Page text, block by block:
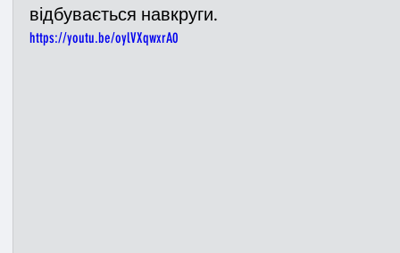
відбувається навкруги.
https://youtu.be/oylVXqwxrA0